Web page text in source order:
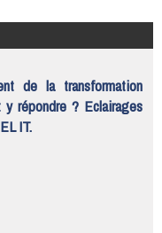
de la transformation
répondre ? Eclairages
IT.